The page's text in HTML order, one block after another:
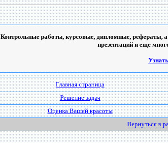
Контрольные работы, курсовые, дипломные, рефераты,
презентаций и еще
Главная страница
Решение задач
Оценка Вашей красоты
Вернуться в